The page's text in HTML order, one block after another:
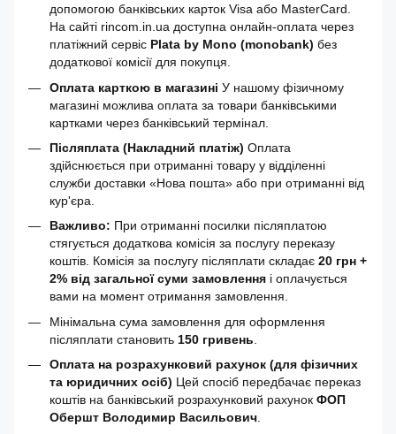
допомогою банківських карток Visa або MasterCard.
На сайті rincom.in.ua доступна онлайн-оплата через
платіжний сервіс Plata by Mono (monobank) без
додаткової комісії для покупця.
Оплата карткою в магазині У нашому фізичному
магазині можлива оплата за товари банківськими
картками через банківський термінал.
Післяплата (Накладний платіж) Оплата
здійснюється при отриманні товару у відділенні
служби доставки «Нова пошта» або при отриманні від
кур'єра.
Важливо: При отриманні посилки післяплатою
стягується додаткова комісія за послугу переказу
коштів. Комісія за послугу післяплати складає 20 грн +
2% від загальної суми замовлення і оплачується
вами на момент отримання замовлення.
Мінімальна сума замовлення для оформлення
післяплати становить 150 гривень
Оплата на розрахунковий рахунок (для фізичних
та юридичних осіб) Цей спосіб передбачає переказ
коштів на банківський розрахунковий рахунок ФОП
Обершт Володимир Васильович